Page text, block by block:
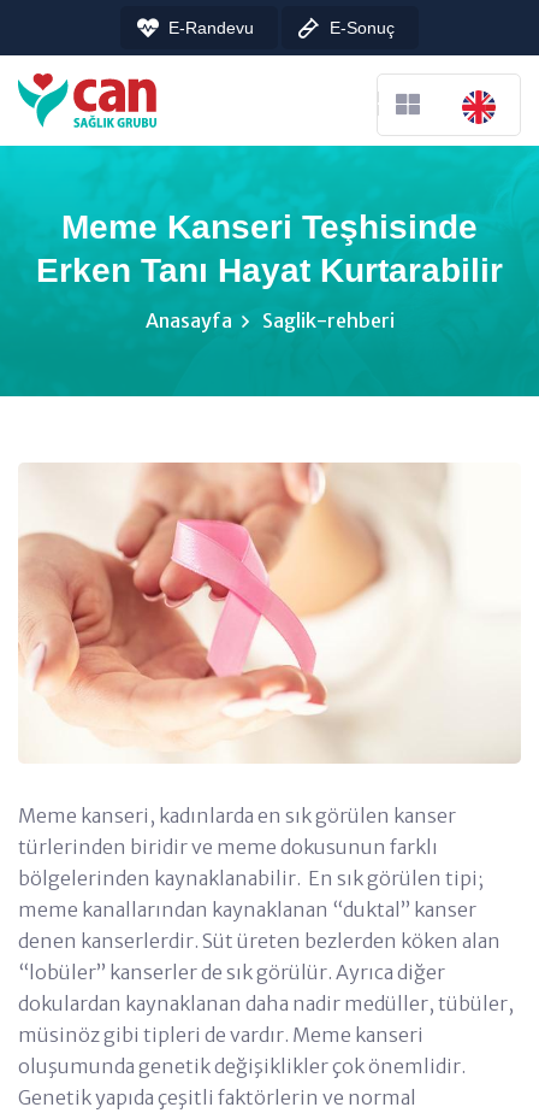
E-Randevu E-Sonuç
Meme Kanseri Teşhisinde
Erken Tanı Hayat Kurtarabilir
Anasayfa Saglik-rehberi
Meme kanseri, kadınlarda en sık görülen kanser
türlerinden biridir ve meme dokusunun farklı
bölgelerinden kaynaklanabilir. En sık görülen tipi;
meme kanallarından kaynaklanan “duktal” kanser
denen kanserlerdir. Süt üreten bezlerden köken alan
“lobüler” kanserler de sık görülür. Ayrıca diğer
dokulardan kaynaklanan daha nadir medüller, tübüler,
müsinöz gibi tipleri de vardır. Meme kanseri
oluşumunda genetik değişiklikler çok önemlidir.
Genetik yapıda çeşitli faktörlerin ve normal